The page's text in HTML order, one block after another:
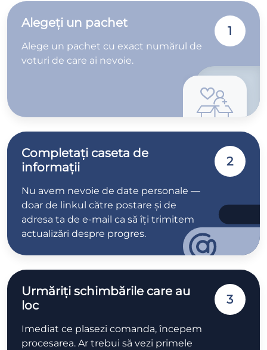
Alegeți un pachet
Alege un pachet cu exact numărul de
voturi de care ai nevoie.
1
Completați caseta de
informații
Nu avem nevoie de date personale —
doar de linkul către postare și de
adresa ta de e-mail ca să îți trimitem
actualizări despre progres.
2
Urmăriți schimbările care au
loc
Imediat ce plasezi comanda, începem
procesarea. Ar trebui să vezi primele
3